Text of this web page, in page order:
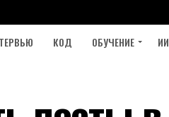
КОД ОБУЧЕНИЕ ИИ